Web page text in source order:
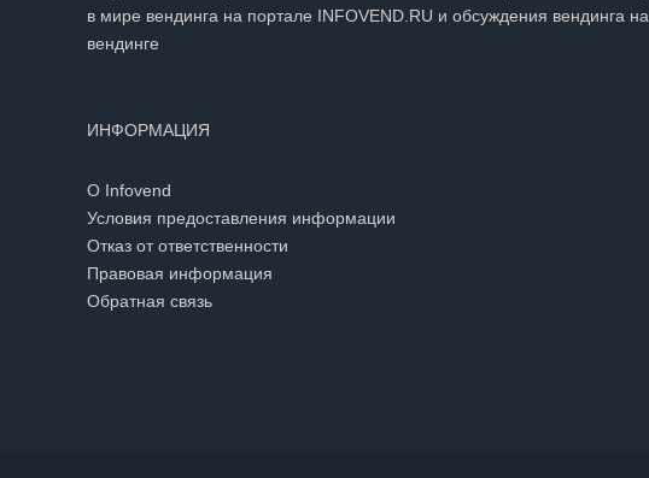
в мире вендинга на портале INFOVEND.RU и обсуждения вендинга на
вендинге
ИНФОРМАЦИЯ
О Infovend
Условия предоставления информации
Отказ от ответственности
Правовая информация
Обратная связь